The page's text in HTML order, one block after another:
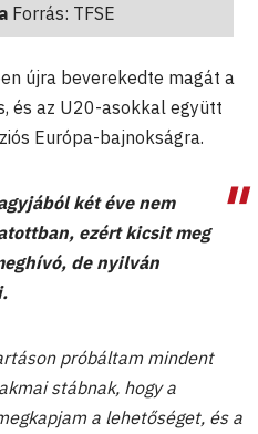
Forrás: TFSE
újra beverekedte magát a
és az U20-asokkal együtt
Európa-bajnokságra.
két éve nem
ezért kicsit meg
de nyilván
próbáltam mindent
stábnak, hogy a
a lehetőséget, és a